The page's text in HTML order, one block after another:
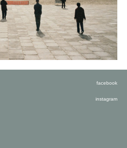
facebook
instagram